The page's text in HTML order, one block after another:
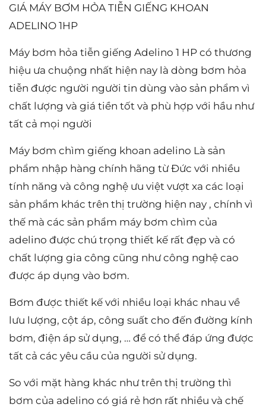
GIÁ MÁY BƠM HỎA TIỄN GIẾNG KHOAN
ADELINO 1HP
Máy bơm hỏa tiễn giếng Adelino 1 HP có thương
hiệu ưa chuộng nhất hiện nay là dòng bơm hỏa
tiễn được người người tin dùng vào sản phẩm vì
chất lượng và giá tiền tốt và phù hợp với hầu như
tất cả mọi người
Máy bơm chìm giếng khoan adelino Là sản
phẩm nhập hàng chính hãng từ Đức với nhiều
tính năng và công nghệ ưu việt vượt xa các loại
sản phẩm khác trên thị trường hiện nay , chính vì
thế mà các sản phẩm máy bơm chìm của
adelino được chú trọng thiết kế rất đẹp và có
chất lượng gia công cũng như công nghệ cao
được áp dụng vào bơm.
Bơm được thiết kế với nhiều loại khác nhau về
lưu lượng, cột áp, công suất cho đến đường kính
bơm, điện áp sử dụng, … để có thể đáp ứng được
tất cả các yêu cầu của người sử dụng.
So với mặt hàng khác như trên thị trường thì
bơm của adelino có giá rẻ hơn rất nhiều và chế